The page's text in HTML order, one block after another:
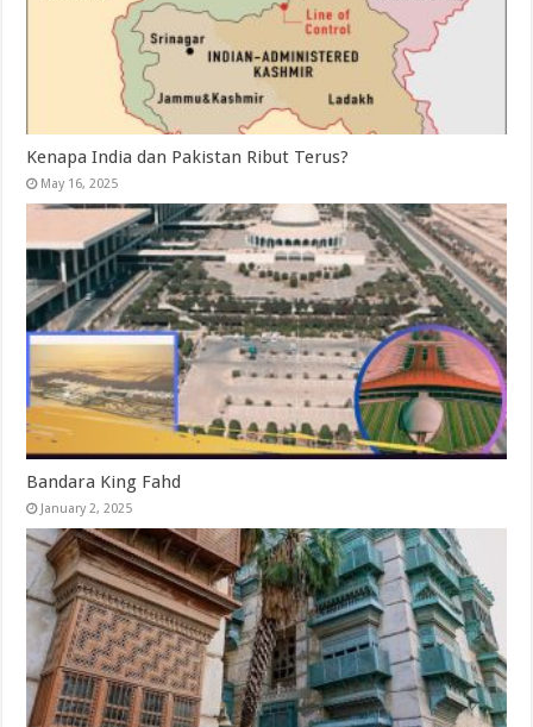
Kenapa India dan Pakistan Ribut Terus?
May 16, 2025
Bandara King Fahd
January 2, 2025